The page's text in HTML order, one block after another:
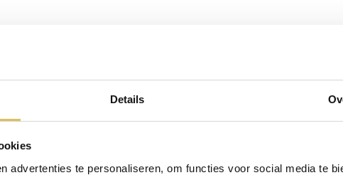
Details
advertenties te personaliseren, om functies voor social media te